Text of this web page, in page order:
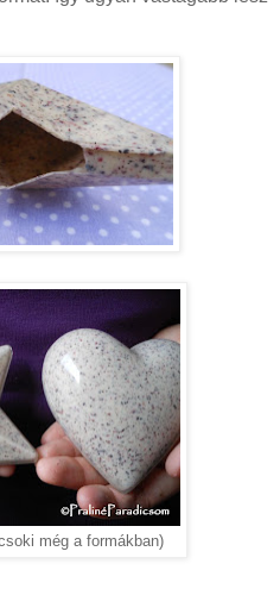
még a formákban)